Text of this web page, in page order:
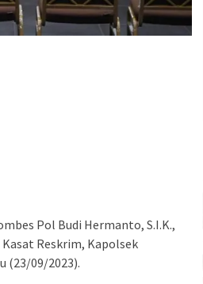
Pol Budi Hermanto, S.I.K.,
Reskrim, Kapolsek
(23/09/2023).